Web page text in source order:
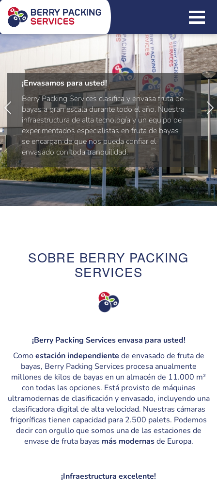
¡Envasamos para usted!
Berry Packing Services clasifica y envasa fruta de
bayas a gran escala durante todo el año. Nuestra
infraestructura de alta tecnología y un equipo de
experimentados especialistas en fruta de bayas
se encargan de que nos pueda confiar el
envasado con toda tranquilidad.
SOBRE BERRY PACKING
SERVICES
¡Berry Packing Services envasa para usted!
Comoestación independiente de envasado de fruta de
bayas, Berry Packing Services procesa anualmente
millones de kilos de bayas en un almacén de 11.000 m²
con todas las opciones. Está provisto de máquinas
ultramodernas de clasificación y envasado, incluyendo una
clasificadora digital de alta velocidad. Nuestras cámaras
frigoríficas tienen capacidad para 2.500 palets. Podemos
decir con orgullo que somos una de las estaciones de
envase de fruta bayas más modernasde Europa.
¡Infraestructura excelente!